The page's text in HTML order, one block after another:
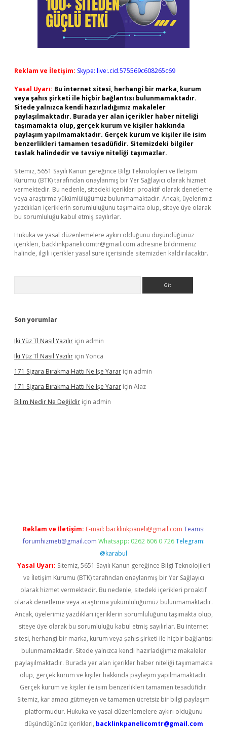
Reklam ve İletişim: Skype: live:.cid.575569c608265c69
Yasal Uyarı: Bu internet sitesi, herhangi bir marka, kurum
veya şahıs şirketi ile hiçbir bağlantısı bulunmamaktadır.
Sitede yalnızca kendi hazırladığımız makaleler
paylaşılmaktadır. Burada yer alan içerikler haber niteliği
taşımamakta olup, gerçek kurum ve kişiler hakkında
paylaşım yapılmamaktadır. Gerçek kurum ve kişiler ile isim
benzerlikleri tamamen tesadüfidir. Sitemizdeki bilgiler
taslak halindedir ve tavsiye niteliği taşımazlar.
Sitemiz, 5651 Sayılı Kanun gereğince Bilgi Teknolojileri ve İletişim
Kurumu (BTK) tarafından onaylanmış bir Yer Sağlayıcı olarak hizmet
vermektedir. Bu nedenle, sitedeki içerikleri proaktif olarak denetleme
veya araştırma yükümlülüğümüz bulunmamaktadır. Ancak, üyelerimiz
yazdıkları içeriklerin sorumluluğunu taşımakta olup, siteye üye olarak
bu sorumluluğu kabul etmiş sayılırlar.
Hukuka ve yasal düzenlemelere aykırı olduğunu düşündüğünüz
içerikleri, backlinkpanelicomtr@gmail.com adresine bildirmeniz
halinde, ilgili içerikler yasal süre içerisinde sitemizden kaldırılacaktır.
Son yorumlar
Iki Yüz Tl Nasıl Yazılır için admin
Iki Yüz Tl Nasıl Yazılır için Yonca
171 Sigara Bırakma Hattı Ne Işe Yarar için admin
171 Sigara Bırakma Hattı Ne Işe Yarar için Alaz
Bilim Nedir Ne Değildir için admin
Reklam ve İletişim: E-mail: backlinkpaneli@gmail.com Teams:
forumhizmeti@gmail.com Whatsapp: 0262 606 0 726 Telegram:
@karabul
Yasal Uyarı: Sitemiz, 5651 Sayılı Kanun gereğince Bilgi Teknolojileri
ve İletişim Kurumu (BTK) tarafından onaylanmış bir Yer Sağlayıcı
olarak hizmet vermektedir. Bu nedenle, sitedeki içerikleri proaktif
olarak denetleme veya araştırma yükümlülüğümüz bulunmamaktadır.
Ancak, üyelerimiz yazdıkları içeriklerin sorumluluğunu taşımakta olup,
siteye üye olarak bu sorumluluğu kabul etmiş sayılırlar. Bu internet
sitesi, herhangi bir marka, kurum veya şahıs şirketi ile hiçbir bağlantısı
bulunmamaktadır. Sitede yalnızca kendi hazırladığımız makaleler
paylaşılmaktadır. Burada yer alan içerikler haber niteliği taşımamakta
olup, gerçek kurum ve kişiler hakkında paylaşım yapılmamaktadır.
Gerçek kurum ve kişiler ile isim benzerlikleri tamamen tesadüfidir.
Sitemiz, kar amacı gütmeyen ve tamamen ücretsiz bir bilgi paylaşım
platformudur. Hukuka ve yasal düzenlemelere aykırı olduğunu
düşündüğünüz içerikleri, backlinkpanelicomtr@gmail.com